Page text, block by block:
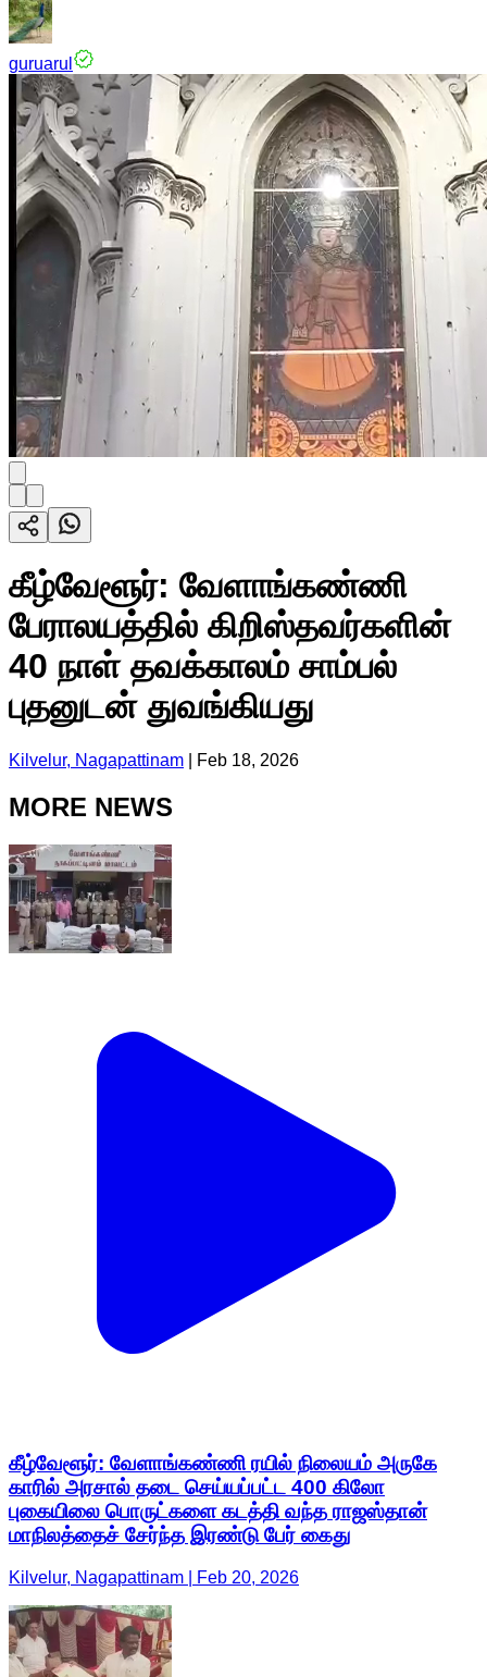
guruarul
கீழ்வேளூர்: வேளாங்கண்ணி
பேராலயத்தில் கிறிஸ்தவர்களின்
40 நாள் தவக்காலம் சாம்பல்
புதனுடன் துவங்கியது
Kilvelur, Nagapattinam Feb 18, 2026
MORE NEWS
கீழ்வேளூர்: வேளாங்கண்ணி ரயில் நிலையம் அருகே
காரில் அரசால் தடை செய்யப்பட்ட 400 கிலோ
புகையிலை பொருட்களை கடத்தி வந்த ராஜஸ்தான்
மாநிலத்தைச் சேர்ந்த இரண்டு பேர் கைது
Kilvelur, Nagapattinam | Feb 20, 2026